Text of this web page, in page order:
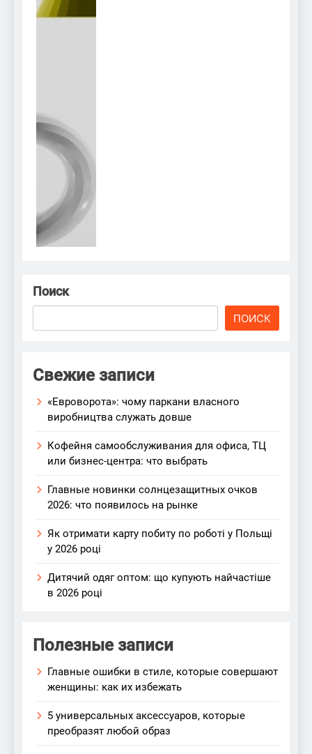
Поиск
ПОИСК
Свежие записи
«Евроворота»: чому паркани власного
виробництва служать довше
Кофейня самообслуживания для офиса, ТЦ
или бизнес-центра: что выбрать
Главные новинки солнцезащитных очков
2026: что появилось на рынке
Як отримати карту побиту по роботі у Польщі
у 2026 році
Дитячий одяг оптом: що купують найчастіше
в 2026 році
Полезные записи
Главные ошибки в стиле, которые совершают
женщины: как их избежать
5 универсальных аксессуаров, которые
преобразят любой образ